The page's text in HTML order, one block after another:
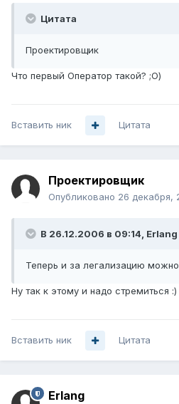
Цитата
Проектировщик
Что первый Оператор такой? ;О)
Вставить ник Цитата
Проектировщик
Опубликовано 26 декабря,
В 26.12.2006 в 09:14, Erlang
Теперь и за легализацию можно
Ну так к этому и надо стремиться :)
Вставить ник Цитата
Erlang